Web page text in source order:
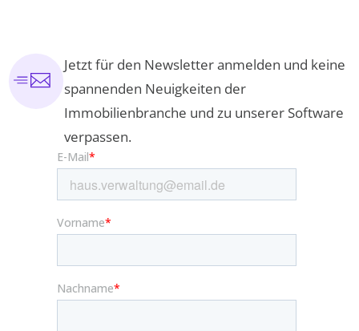
Jetzt für den Newsletter anmelden und keine
spannenden Neuigkeiten der
Immobilienbranche und zu unserer Software
verpassen.